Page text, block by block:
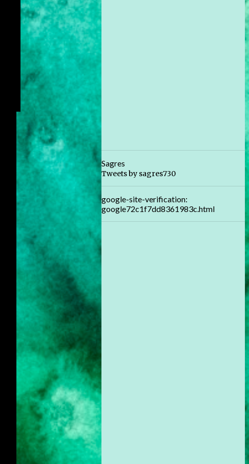
Sagres
Tweets by sagres730
google-site-verification:
google72c1f7dd8361983c.html